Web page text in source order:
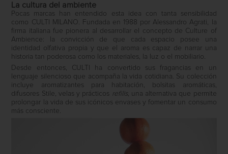
La cultura del ambiente
Pocas marcas han entendido esta idea con tanta sensibilidad
como CULTI MILANO . Fundada en 1988 por Alessandro Agrati, la
firma italiana fue pionera al desarrollar el concepto de Culture of
Ambience: la convicción de que cada espacio posee una
identidad olfativa propia y que el aroma es capaz de narrar una
historia tan poderosa como los materiales, la luz o el mobiliario.
Desde entonces, CULTI ha convertido sus fragancias en un
lenguaje silencioso que acompaña la vida cotidiana. Su colección
incluye aromatizantes para habitación, bolsitas aromáticas,
difusores Stile , velas y prácticos refills, una alternativa que permite
prolongar la vida de sus icónicos envases y fomentar un consumo
más consciente.